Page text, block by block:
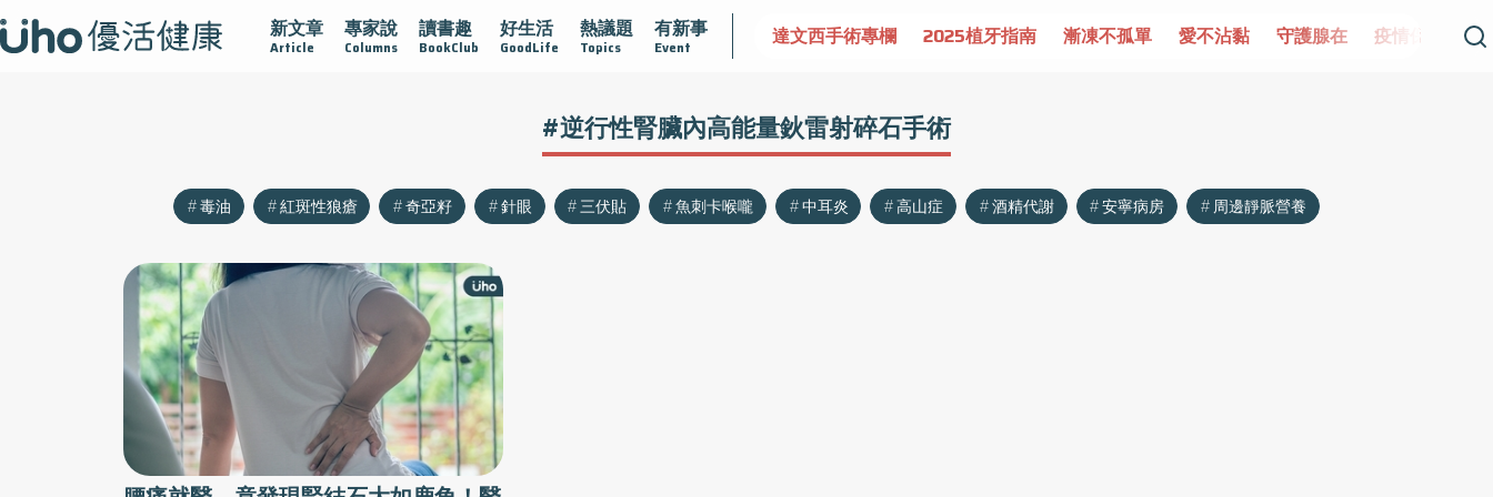
新文章
Article
專家說
Columns
讀書趣
BookClub
好生活
GoodLife
熱議題
Topics
有新事
Event
黏 守護腺在 疫情保衛戰 再生醫學 愛的未來視 認識攝護腺肥大 守護骨骼健康 達文西手術專欄 2025植牙指南 漸凍不孤單 愛不沾黏 守護腺在 疫情保衛戰
#逆行性腎臟內高能量鈥雷射碎石手術
毒油 紅斑性狼瘡 奇亞籽 針眼 三伏貼 魚刺卡喉嚨 中耳炎 高山症 酒精代謝 安寧病房 周邊靜脈營養